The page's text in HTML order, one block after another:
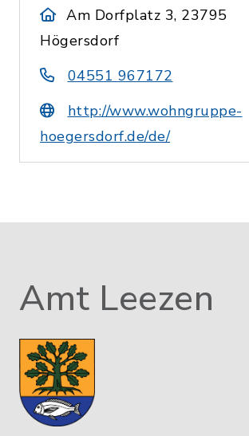
Am Dorfplatz 3, 23795
Högersdorf
04551 967172
http://www.wohngruppe-
hoegersdorf.de/de/
Amt Leezen